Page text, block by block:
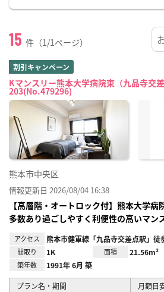
15 件（1/1ページ）
割引キャンペーン
Kマンスリー熊本大学病院東（九品寺交
203(No.479296)
熊本市中央区
情報更新日 2026/08/04 16:38
【高層階・オートロック付】熊本大学
多数あり過ごしやすく利便性の高いマン
アクセス 熊本市健軍線「九品寺交差点駅」徒
間取り 1K 面積 21.56m²
築年数 1991年 6月 築
プラン名・期間 月額目